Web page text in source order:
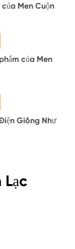
của Men Cuộn
của Men
Giống Như